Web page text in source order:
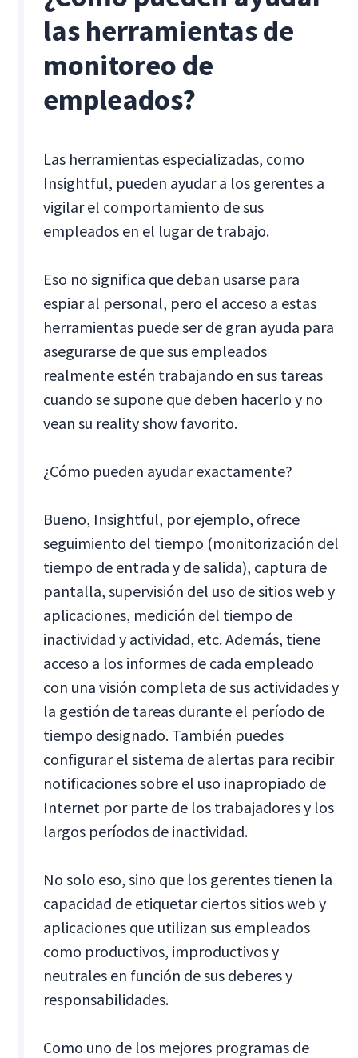
las herramientas de
monitoreo de
empleados?
Las herramientas especializadas, como
Insightful, pueden ayudar a los gerentes a
vigilar el comportamiento de sus
empleados en el lugar de trabajo.
Eso no significa que deban usarse para
espiar al personal, pero el acceso a estas
herramientas puede ser de gran ayuda para
asegurarse de que sus empleados
realmente estén trabajando en sus tareas
cuando se supone que deben hacerlo y no
vean su reality show favorito.
¿Cómo pueden ayudar exactamente?
Bueno, Insightful, por ejemplo, ofrece
seguimiento del tiempo (monitorización del
tiempo de entrada y de salida), captura de
pantalla, supervisión del uso de sitios web y
aplicaciones, medición del tiempo de
inactividad y actividad, etc. Además, tiene
acceso a los informes de cada empleado
con una visión completa de sus actividades y
la gestión de tareas durante el período de
tiempo designado. También puedes
configurar el sistema de alertas para recibir
notificaciones sobre el uso inapropiado de
Internet por parte de los trabajadores y los
largos períodos de inactividad.
No solo eso, sino que los gerentes tienen la
capacidad de etiquetar ciertos sitios web y
aplicaciones que utilizan sus empleados
como productivos, improductivos y
neutrales en función de sus deberes y
responsabilidades.
Como uno de los mejores programas de